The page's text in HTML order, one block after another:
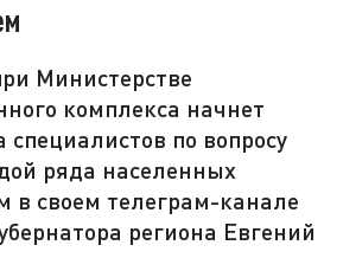
Министерстве
комплекса начнет
специалистов по вопросу
ряда населенных
в своем телеграм-канале
региона Евгений